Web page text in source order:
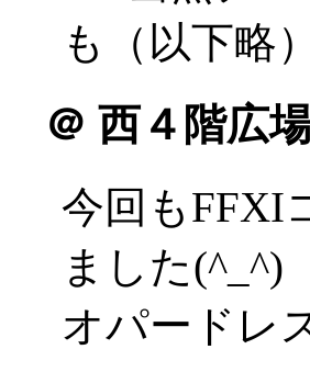
も（以下略）
＠ 西４階広
今回もFFXI
ました(^_^)
オパードレ